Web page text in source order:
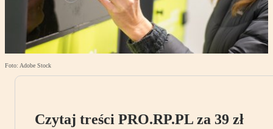
Foto: Adobe Stock
Czytaj treści PRO.RP.PL za 39 zł